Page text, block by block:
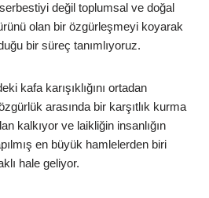
değil toplumsal ve doğal
olan bir özgürleşmeyi koyarak
bir süreç tanımlıyoruz.
kafa karışıklığını ortadan
arasında bir karşıtlık kurma
kalkıyor ve laikliğin insanlığın
en büyük hamlelerden biri
hale geliyor.